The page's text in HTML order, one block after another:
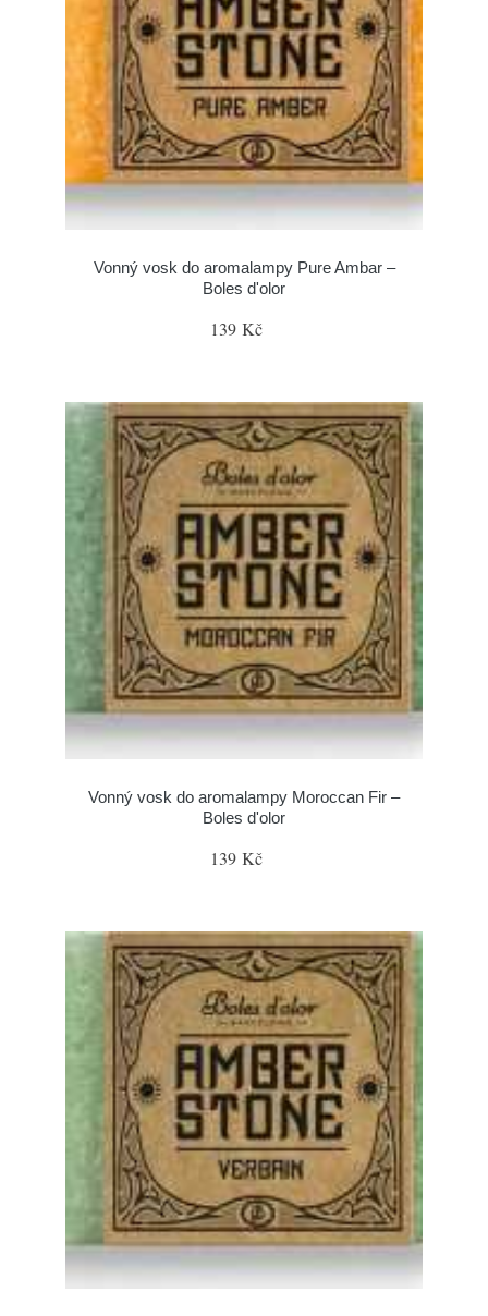
Vonný vosk do aromalampy Pure Ambar –
Boles d'olor
139 Kč
Vonný vosk do aromalampy Moroccan Fir –
Boles d'olor
139 Kč